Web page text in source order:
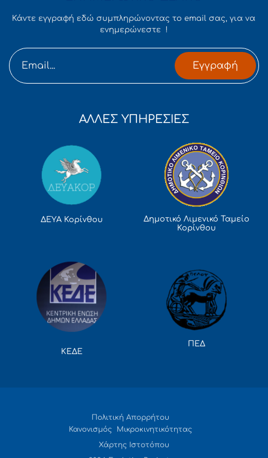
Κάντε εγγραφή εδώ συμπληρώνοντας το email σας, για να
ενημερώνεστε !
Εγγραφή
ΑΛΛΕΣ ΥΠΗΡΕΣΙΕΣ
ΔΕΥΑ Κορίνθου
Δημοτικό Λιμενικό Ταμείο
Κορίνθου
ΚΕΔΕ
ΠΕΔ
Πολιτική Απορρήτου
Κανονισμός Μικροκινητικότητας
Χάρτης Ιστοτόπου